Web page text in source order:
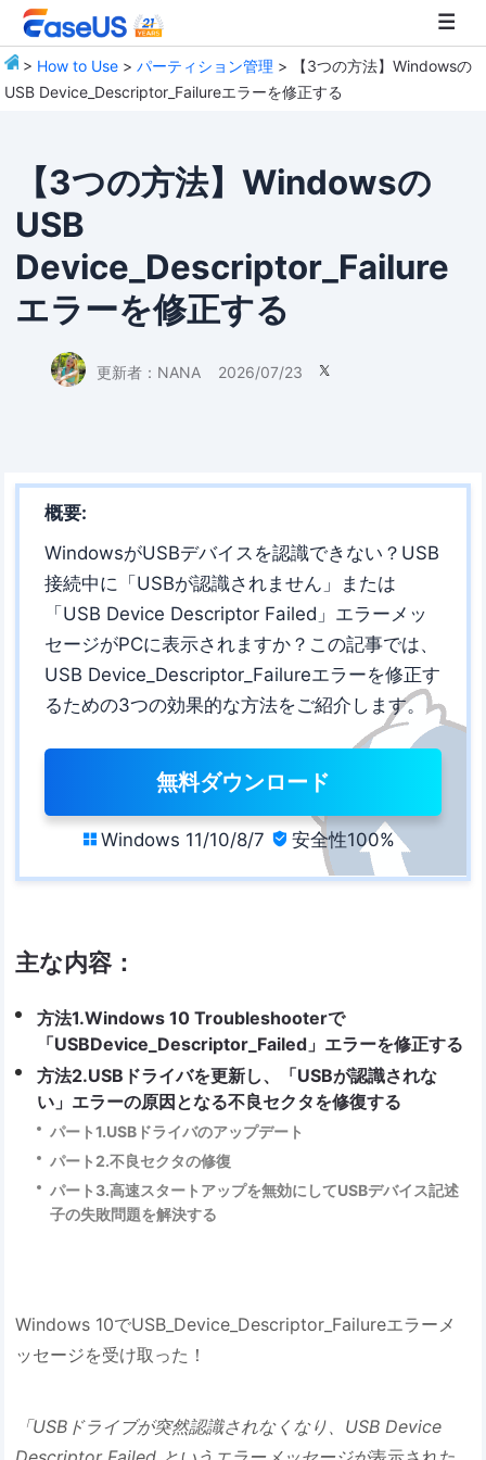
> How to Use >パーティション管理 > 【3つの方法】Windowsの
USB Device_Descriptor_Failureエラーを修正する
【3つの方法】Windowsの
USB
Device_Descriptor_Failure
エラーを修正する
更新者： NANA 2026/07/23 
概要:
WindowsがUSBデバイスを認識できない？USB
接続中に「USBが認識されません」または
「USB Device Descriptor Failed」エラーメッ
セージがPCに表示されますか？この記事では、
USB Device_Descriptor_Failureエラーを修正す
るための3つの効果的な方法をご紹介します。
無料ダウンロード
 Windows 11/10/8/7  安全性100%
主な内容：
方法1.Windows 10 Troubleshooterで
「USBDevice_Descriptor_Failed」エラーを修正する
方法2.USBドライバを更新し、「USBが認識されな
い」エラーの原因となる不良セクタを修復する
パート1.USBドライバのアップデート
パート2.不良セクタの修復
パート3.高速スタートアップを無効にしてUSBデバイス記述
子の失敗問題を解決する
Windows 10でUSB_Device_Descriptor_Failureエラーメ
ッセージを受け取った！
「USBドライブが突然認識されなくなり、USB Device